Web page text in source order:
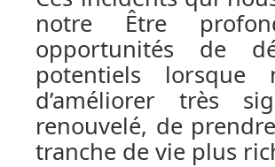
notre Être
opportunités de
potentiels
d’améliorer très
renouvelé, de
tranche de vie plus